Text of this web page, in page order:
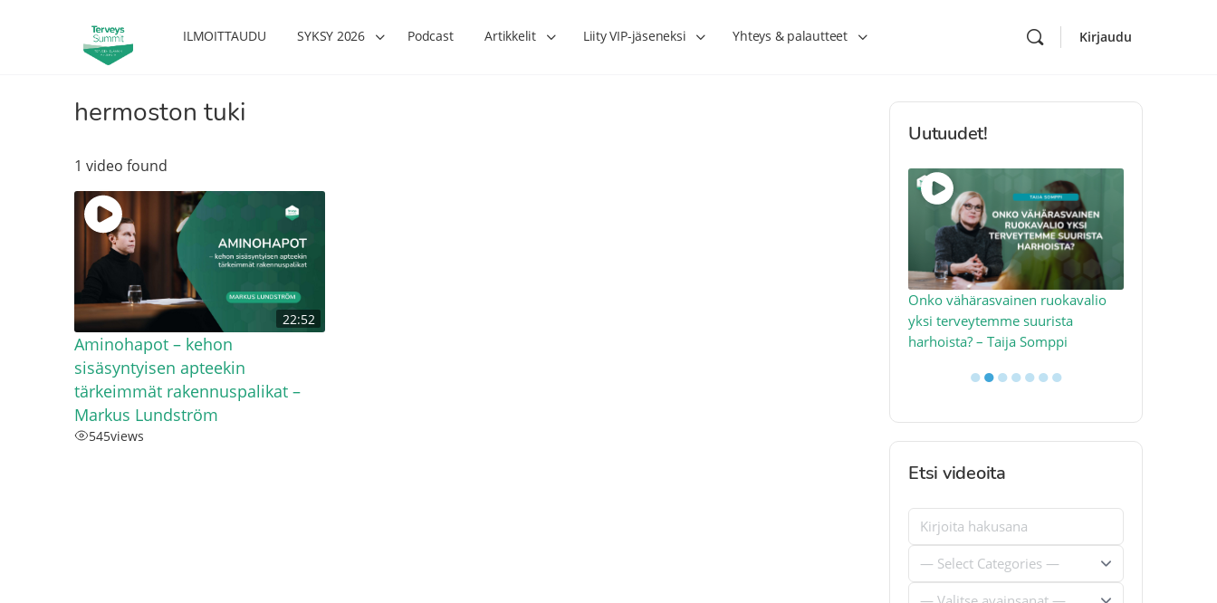
ILMOITTAUDU SYKSY 2026 Podcast Artikkelit Liity VIP-jäseneksi Yhteys & palautteet Kirjaudu
hermoston tuki
1 video found
22:52
Aminohapot – kehon
sisäsyntyisen apteekin
tärkeimmät rakennuspalikat –
Markus Lundström
545views
Uutuudet!
Onko vähärasvainen ruokavalio
yksi terveytemme suurista
harhoista? – Taija Somppi
●●●●●●●
Etsi videoita